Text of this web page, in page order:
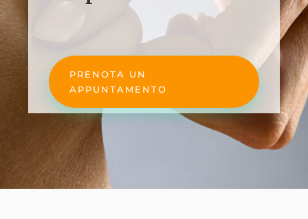
PRENOTA UN
APPUNTAMENTO